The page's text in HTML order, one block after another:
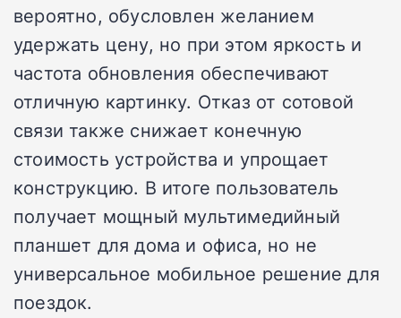
вероятно, обусловлен желанием
удержать цену, но при этом яркость и
частота обновления обеспечивают
отличную картинку. Отказ от сотовой
связи также снижает конечную
стоимость устройства и упрощает
конструкцию. В итоге пользователь
получает мощный мультимедийный
планшет для дома и офиса, но не
универсальное мобильное решение для
поездок.